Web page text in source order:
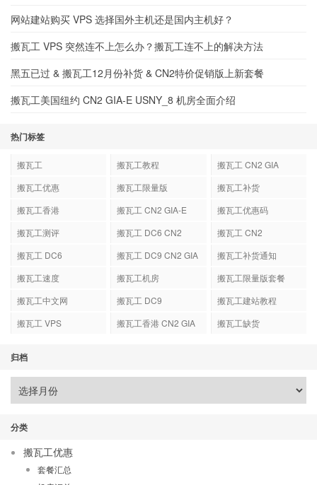
网站建站购买 VPS 选择国外主机还是国内主机好？
搬瓦工 VPS 突然连不上怎么办？搬瓦工连不上的解决方法
黑五已过 & 搬瓦工12月份补货 & CN2特价促销版上新套餐
搬瓦工美国纽约 CN2 GIA-E USNY_8 机房全面介绍
热门标签
搬瓦工 搬瓦工教程
搬瓦工 CN2 GIA
搬瓦工优惠
搬瓦工限量版
搬瓦工补货
搬瓦工香港
搬瓦工 CN2 GIA-E
搬瓦工优惠码
搬瓦工测评
搬瓦工 DC6 CN2
搬瓦工 CN2
搬瓦工 DC6
搬瓦工 DC9 CN2 GIA
搬瓦工补货通知
搬瓦工速度
搬瓦工机房
搬瓦工限量版套餐
搬瓦工中文网
搬瓦工 DC9
搬瓦工建站教程
搬瓦工 VPS
搬瓦工香港 CN2 GIA 搬瓦工缺货
归档
分类
搬瓦工优惠
套餐汇总